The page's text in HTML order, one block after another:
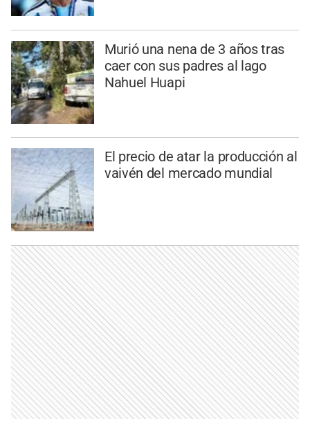
Murió una nena de 3 años tras
caer con sus padres al lago
Nahuel Huapi
El precio de atar la producción al
vaivén del mercado mundial